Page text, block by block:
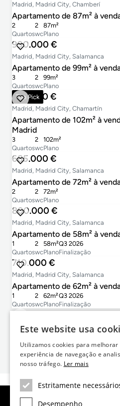
Madrid, Madrid City, Chamberí
Apartamento de 87m² à
Quartos
2
wc
2
Plano
87m²
990.000 €
Madrid, Madrid City, Salamanca
Apartamento de 99m² à
Quartos
3
wc
2
Plano
99m²
Top Pick
986.000 €
Madrid, Madrid City, Chamartín
Apartamento de 102m² à
Madrid
Quartos
3
wc
2
Plano
102m²
685.000 €
Madrid, Madrid City, Salamanca
Apartamento de 72m² à
Quartos
2
wc
2
Plano
72m²
800.000 €
Madrid, Madrid City, Salamanca
Apartamento de 58m² à
Quartos
1
wc
2
Plano
58m²
Finalização
Q3 2026
710.000 €
Madrid, Madrid City, Salamanca
Apartamento de 62m² à
Quartos
1
wc
2
Plano
62m²
Finalização
Q3 2026
Não é
Exibir
Sobre nós
Serviços
Este website usa
Utilizamos cookies para melhorar
experiência de navegação e
nosso tráfego. Ler mais
Estritamente
Desempenho